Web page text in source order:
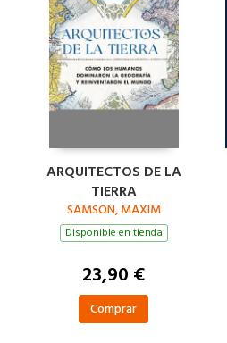
ARQUITECTOS DE LA
TIERRA
SAMSON, MAXIM
Disponible en tienda
23,90 €
Comprar